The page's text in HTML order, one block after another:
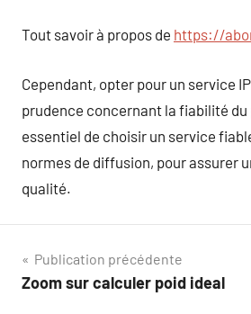
Tout savoir à propos de https://
Cependant, opter pour un service
prudence concernant la fiabilité
essentiel de choisir un service
normes de diffusion, pour assurer
qualité.
Navigation
de
Publication précédente
Zoom sur calculer poid ideal